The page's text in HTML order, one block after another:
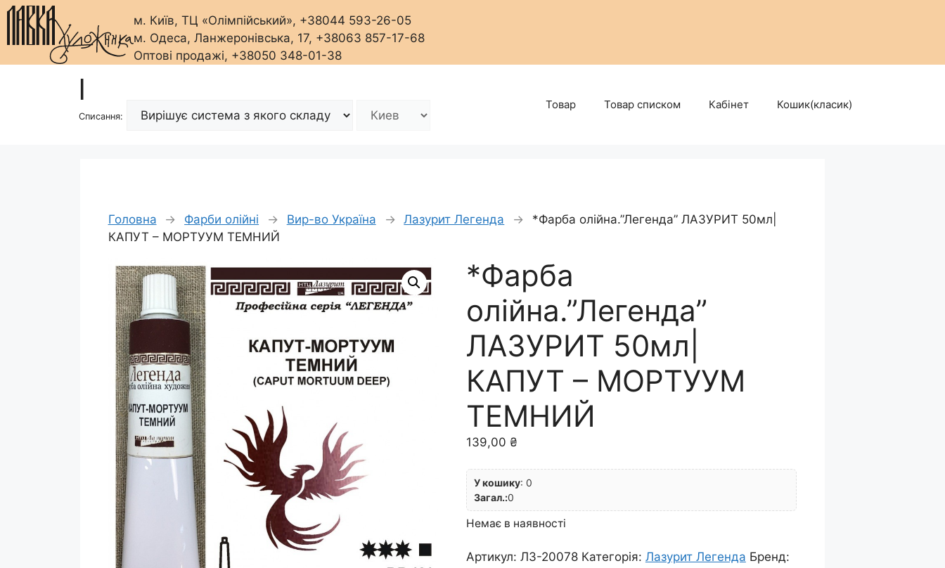
м. Київ, ТЦ «Олімпійський», +38044 593-26-05
м. Одеса, Ланжеронівська, 17, +38063 857-17-68
Оптові продажі, +38050 348-01-38
Списання:
Товар Товар списком Кабінет Кошик(класик)
Головна → Фарби олійні → Вир-во Україна → Лазурит Легенда →
*Фарба олійна.”Легенда” ЛАЗУРИТ 50мл|
КАПУТ – МОРТУУМ ТЕМНИЙ
*Фарба
олійна.”Легенда”
ЛАЗУРИТ 50мл|
КАПУТ – МОРТУУМ
ТЕМНИЙ
139,00 ₴
У кошику: 0
Загал.:0
Немає в наявності
Артикул: ЛЗ-20078 Категорія: Лазурит Легенда Бренд: